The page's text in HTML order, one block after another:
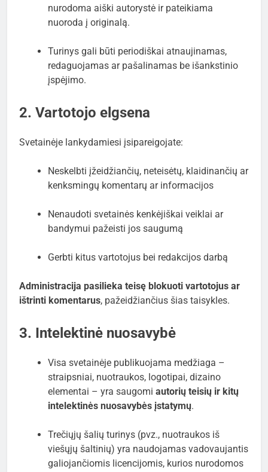
nurodoma aiški autorystė ir pateikiama
nuoroda į originalą.
Turinys gali būti periodiškai atnaujinamas,
redaguojamas ar pašalinamas be išankstinio
įspėjimo.
2. Vartotojo elgsena
Svetainėje lankydamiesi įsipareigojate:
Neskelbti įžeidžiančių, neteisėtų, klaidinančių ar
kenksmingų komentarų ar informacijos
Nenaudoti svetainės kenkėjiškai veiklai ar
bandymui pažeisti jos saugumą
Gerbti kitus vartotojus bei redakcijos darbą
Administracija pasilieka teisę blokuoti vartotojus ar
ištrinti komentarus, pažeidžiančius šias taisykles.
3. Intelektinė nuosavybė
Visa svetainėje publikuojama medžiaga –
straipsniai, nuotraukos, logotipai, dizaino
elementai – yra saugomi autorių teisių ir kitų
intelektinės nuosavybės įstatymų.
Trečiųjų šalių turinys (pvz., nuotraukos iš
viešųjų šaltinių) yra naudojamas vadovaujantis
galiojančiomis licencijomis, kurios nurodomos